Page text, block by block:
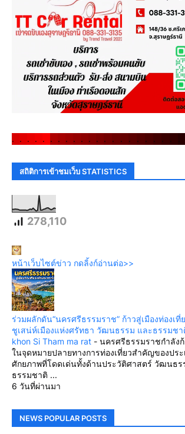
. . . . . . . . . . . . . . . . . . . . . .
สถิติการเข้าชมเว็บ STATISTICS
278,110
หน้าเว็บไซต์ข่าว กดลิ้งก์อ่านต่อ>>
ร่วมผลักดัน“นครศรีธรรมราช” ก้าวสู่เมืองท่องเ
ชูเสน่ห์เมืองแห่งศรัทธา วัฒนธรรม และธรรมชา
khon Si Tham ma rat - นครศรีธรรมราชกำลัง
ในจุดหมายปลายทางการท่องเที่ยวสำคัญของประ
ศักยภาพที่โดดเด่นทั้งด้านประวัติศาสตร์ วัฒนธร
ธรรมชาติ ...
6 วันที่ผ่านมา
NEWS POPULAR POSTS